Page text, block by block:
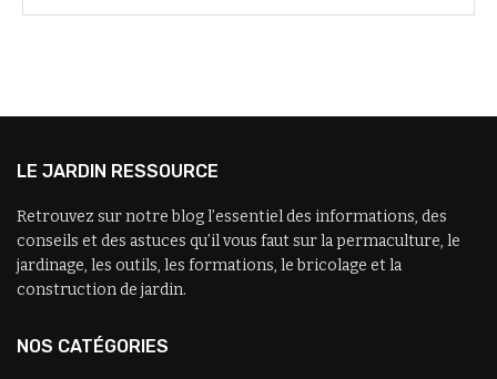
LE JARDIN RESSOURCE
Retrouvez sur notre blog l’essentiel des informations, des
conseils et des astuces qu’il vous faut sur la permaculture, le
jardinage, les outils, les formations, le bricolage et la
construction de jardin.
NOS CATÉGORIES